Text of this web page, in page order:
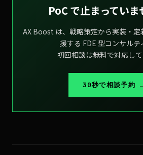
PoC で止まっていま
AX Boost は、戦略策定から実装・定
援する FDE 型コンサルテ
初回相談は無料で対応して
30秒で相談予約